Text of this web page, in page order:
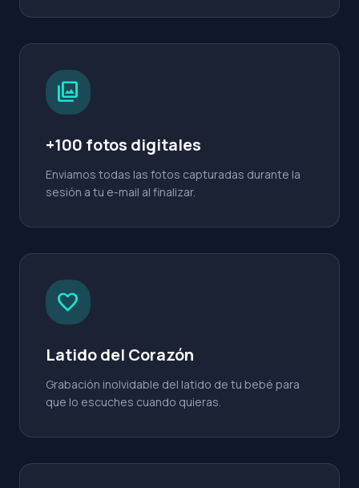
photo_library
+100 fotos digitales
Enviamos todas las fotos capturadas durante la
sesión a tu e-mail al finalizar.
favorite
Latido del Corazón
Grabación inolvidable del latido de tu bebé para
que lo escuches cuando quieras.